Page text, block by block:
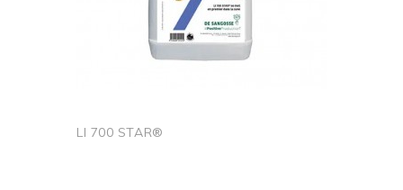
LI 700 STAR®